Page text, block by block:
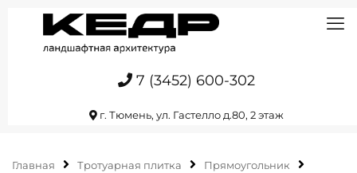
7 (3452) 600-302
г. Тюмень, ул. Гастелло д.80, 2 этаж
Главная Тротуарная плитка
Прямоугольник